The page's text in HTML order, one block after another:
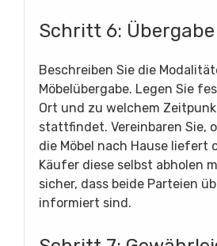
Schritt 6: Übergabe
Beschreiben Sie die
Möbelübergabe. Legen Sie
Ort und zu welchem
stattfindet. Vereinbaren Sie,
die Möbel nach Hause liefert
Käufer diese selbst abholen
sicher, dass beide Parteien
informiert sind.